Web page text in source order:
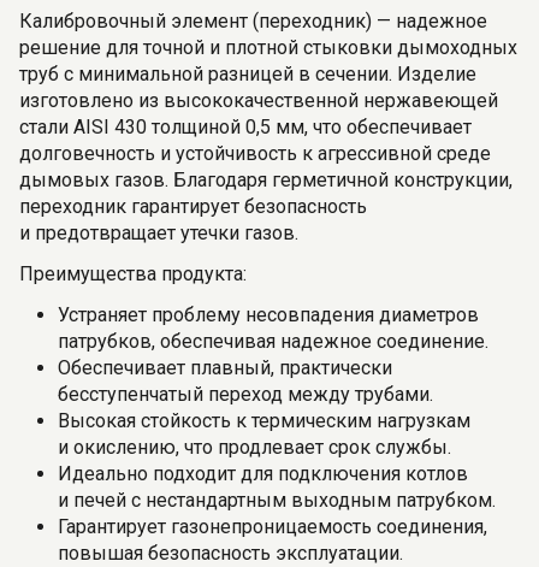
Калибровочный элемент (переходник) — надежное
решение для точной и плотной стыковки дымоходных
труб с минимальной разницей в сечении. Изделие
изготовлено из высококачественной нержавеющей
стали AISI 430 толщиной 0,5 мм, что обеспечивает
долговечность и устойчивость к агрессивной среде
дымовых газов. Благодаря герметичной конструкции,
переходник гарантирует безопасность
и предотвращает утечки газов.
Преимущества продукта:
Устраняет проблему несовпадения диаметров
патрубков, обеспечивая надежное соединение.
Обеспечивает плавный, практически
бесступенчатый переход между трубами.
Высокая стойкость к термическим нагрузкам
и окислению, что продлевает срок службы.
Идеально подходит для подключения котлов
и печей с нестандартным выходным патрубком.
Гарантирует газонепроницаемость соединения,
повышая безопасность эксплуатации.